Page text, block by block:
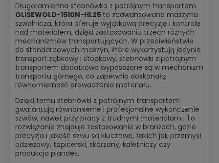
Długoramienna stebnówka z potrójnym transportem
OLISEWOLD-1510N-HL25 to zaawansowana maszyna
szwalnicza, która oferuje wyjątkową precyzję i kontrolę
nad materiałem, dzięki zastosowaniu trzech różnych
mechanizmów transportujących. W przeciwieństwie
do standardowych maszyn, które wykorzystują jedynie
transport ząbkowy i stopkowy, stebnówki z potrójnym
transportem dodatkowo wyposażone są w mechanizm
transportu górnego, co zapewnia doskonałą
równomierność prowadzenia materiału.
Dzięki temu stebnówki z potrójnym transportem
gwarantują równomierne i profesjonalne wykończenie
szwów, nawet przy pracy z trudnymi materiałami. To
rozwiązanie znajduje zastosowanie w branżach, gdzie
precyzja i jakość szwu są kluczowe, takich jak przemysł
odzieżowy, tapicerski, skórzany, kaletniczy czy
produkcja plandek.